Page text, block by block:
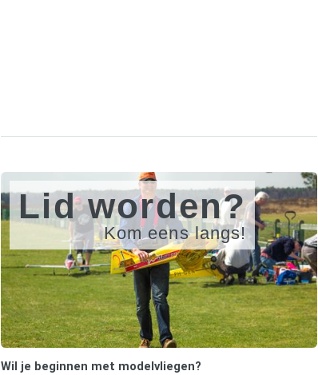
Lid worden?
Kom eens langs!
Wil je beginnen met modelvliegen?